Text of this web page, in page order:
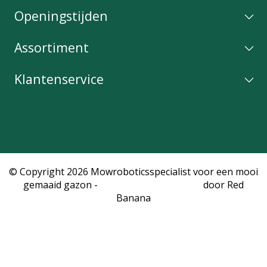
Openingstijden
Assortiment
Klantenservice
© Copyright 2026 Mowroboticsspecialist voor een mooi
gemaaid gazon -
door Red
Banana